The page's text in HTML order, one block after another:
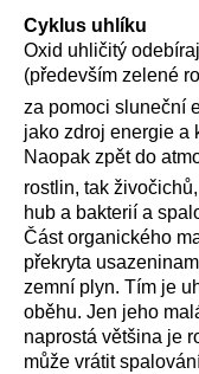
Cyklus uhlíku
Oxid uhličitý
(především zelené
za pomoci sluneční
jako zdroj energie a
Naopak zpět do
rostlin, tak
hub a bakterií a
Část organického
překryta
zemní plyn. Tím je
oběhu. Jen jeho
naprostá většina je
může vrátit